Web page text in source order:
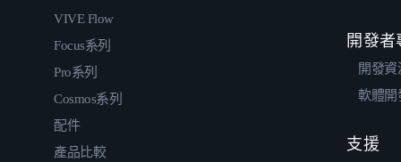
VIVE Flow
Focus系列
Pro系列
Cosmos系列
配件
產品比較
開發者
開發資
軟體開
支援